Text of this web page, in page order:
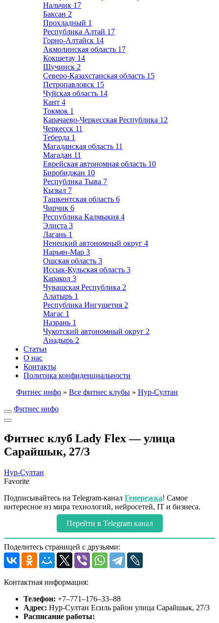
Нальчик 17
Баксан 2
Прохладный 1
Республика Алтай 17
Горно-Алтайск 14
Акмолинская область 17
Кокшетау 14
Щучинск 2
Северо-Казахстанская область 15
Петропавловск 15
Чуйская область 14
Кант 4
Токмок 1
Карачаево-Черкесская Республика 12
Черкесск 11
Теберда 1
Магаданская область 11
Магадан 11
Еврейская автономная область 10
Биробиджан 10
Республика Тыва 7
Кызыл 7
Ташкентская область 6
Чирчик 6
Республика Калмыкия 4
Элиста 3
Лагань 1
Ненецкий автономный округ 4
Нарьян-Мар 3
Ошская область 3
Иссык-Кульская область 3
Каракол 3
Чувашская Республика 2
Алатырь 1
Республика Ингушетия 2
Магас 1
Назрань 1
Чукотский автономный округ 2
Анадырь 2
Статьи
О нас
Контакты
Политика конфиденциальности
Фитнес инфо » Все фитнес клубы » Нур-Султан
Фитнес инфо
Фитнес клуб Lady Flex — улица
Сарайшык, 27/3
Нур-Султан
Favorite
Подписывайтесь на Telegram-канал Генережка! Самое
интересное из мира технологий, нейросетей, IT и бизнеса.
Перейти в Telegram канал
Поделитесь страницей с друзьями:
Контактная информация:
Телефон: +7‒771‒176‒33‒88
Адрес: Нур-Султан Есиль район улица Сарайшык, 27/3
Расписание работы: